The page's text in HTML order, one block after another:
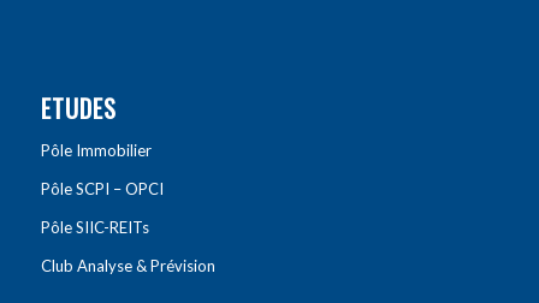
ETUDES
Pôle Immobilier
Pôle SCPI – OPCI
Pôle SIIC-REITs
Club Analyse & Prévision